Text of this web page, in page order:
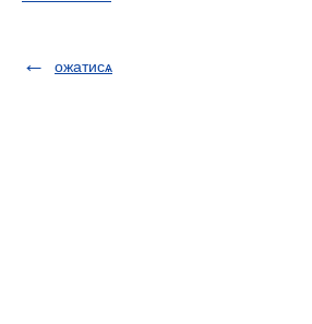
ожатисѧ